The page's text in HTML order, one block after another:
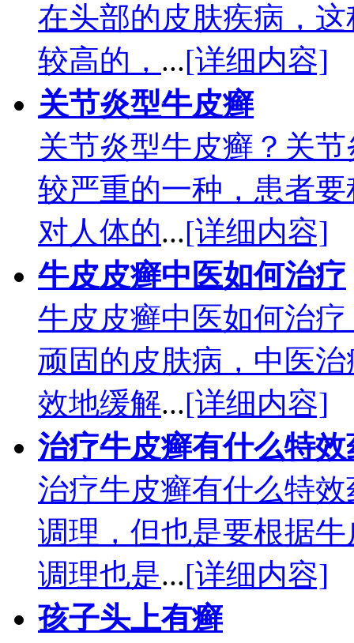
在头部的皮肤疾病，
较高的， ...[详细内容]
关节炎型牛皮癣
关节炎型牛皮癣？关
较严重的一种，患者
对人体的...[详细内容]
牛皮皮癣中医如何治疗
牛皮皮癣中医如何治
顽固的皮肤病，中医
效地缓解...[详细内容]
治疗牛皮癣有什么特效
治疗牛皮癣有什么特
调理，但也是要根据
调理也是...[详细内容]
孩子头上有癣